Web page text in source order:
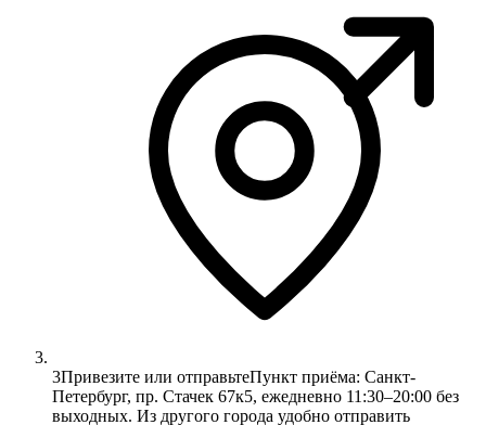
3Привезите или отправьтеПункт приёма: Санкт-
Петербург, пр. Стачек 67к5, ежедневно 11:30–20:00 без
выходных. Из другого города удобно отправить